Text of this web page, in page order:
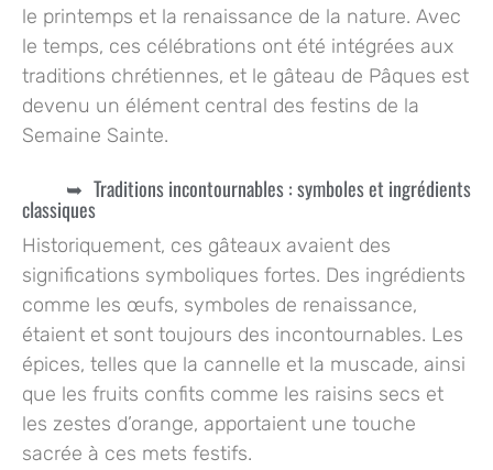
le printemps et la renaissance de la nature. Avec
le temps, ces célébrations ont été intégrées aux
traditions chrétiennes, et le gâteau de Pâques est
devenu un élément central des festins de la
Semaine Sainte.
Traditions incontournables : symboles et ingrédients
classiques
Historiquement, ces gâteaux avaient des
significations symboliques fortes. Des ingrédients
comme les œufs, symboles de renaissance,
étaient et sont toujours des incontournables. Les
épices, telles que la cannelle et la muscade, ainsi
que les fruits confits comme les raisins secs et
les zestes d’orange, apportaient une touche
sacrée à ces mets festifs.